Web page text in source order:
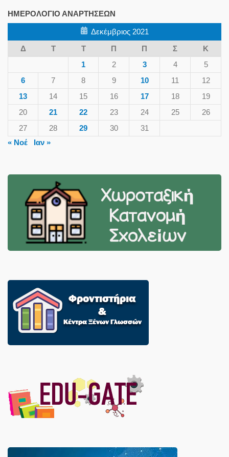
ΗΜΕΡΟΛΌΓΙΟ ΑΝΑΡΤΉΣΕΩΝ
Δεκέμβριος 2021
Δ
Τ Τ Π Π Σ
Κ
1
2 3 4
5
6
7 8 9 10 11
12
13
14 15 16 17 18
19
20
21 22 23 24 25
26
27
28 29 30
31
« Νοέ
Ιαν »